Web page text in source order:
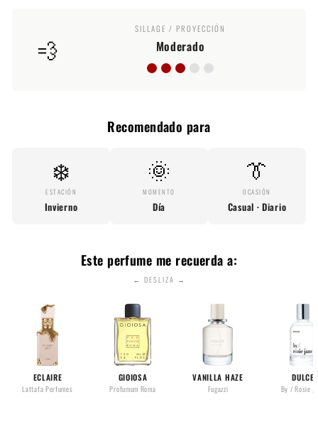
💨
SILLAGE / PROYECCIÓN
Moderado
Recomendado para
❄️
ESTACIÓN
Invierno
🌞
MOMENTO
Día
👔
OCASIÓN
Casual · Diario
Este perfume me recuerda a:
← DESLIZA →
ECLAIRE
Lattafa Perfumes
GIOIOSA
Profumum Roma
VANILLA HAZE
Fugazzi
DULCE
By / Rosie